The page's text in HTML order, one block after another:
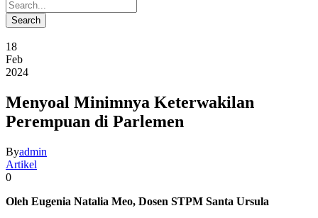
18
Feb
2024
Menyoal Minimnya Keterwakilan
Perempuan di Parlemen
Byadmin
Artikel
0
Oleh Eugenia Natalia Meo, Dosen STPM Santa Ursula